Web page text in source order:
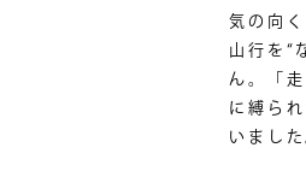
気の向
山行を“
ん。「
に縛ら
いまし